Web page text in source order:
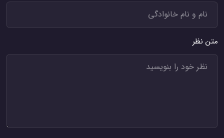
متن نظر